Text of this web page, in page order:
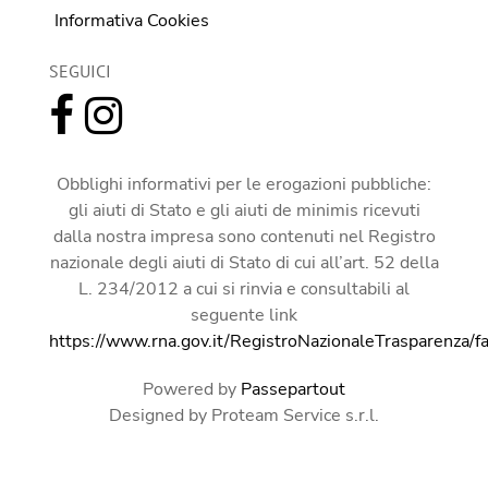
Informativa Cookies
SEGUICI
Obblighi informativi per le erogazioni pubbliche:
gli aiuti di Stato e gli aiuti de minimis ricevuti
dalla nostra impresa sono contenuti nel Registro
nazionale degli aiuti di Stato di cui all’art. 52 della
L. 234/2012 a cui si rinvia e consultabili al
seguente link
https://www.rna.gov.it/RegistroNazionaleTrasparenza/
Powered by Passepartout
Designed by Proteam Service s.r.l.